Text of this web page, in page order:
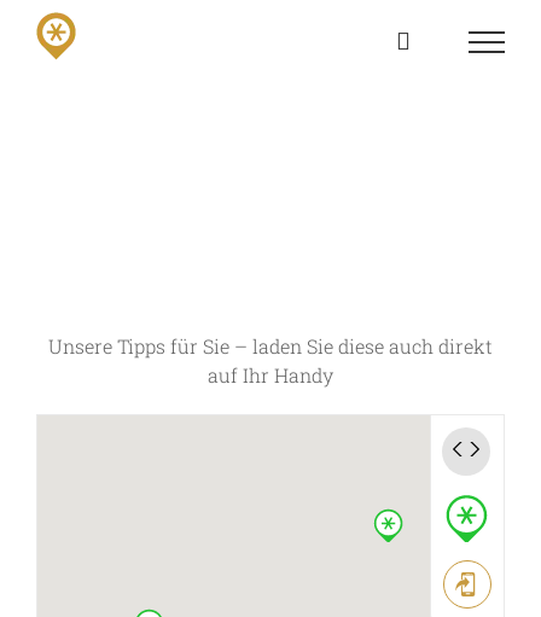
Unsere Tipps für Sie – laden Sie diese auch direkt
auf Ihr Handy